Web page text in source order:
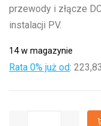
przewody i złącze
instalacji PV.
14 w magazynie
Rata 0% już od: